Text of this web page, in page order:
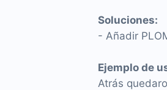
Soluciones:
- Añadir
Ejemplo de
Atrás